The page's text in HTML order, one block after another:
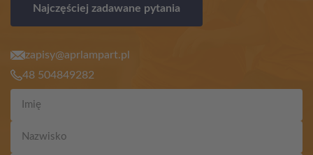
Najczęściej zadawane pytania
zapisy@aprlampart.pl
48 504849282